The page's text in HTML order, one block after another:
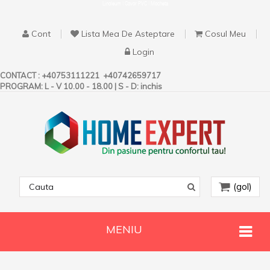
Cont Lista Mea De Asteptare
Cosul Meu
Login
CONTACT : +40753111221 +40742659717
PROGRAM: L - V 10.00 - 18.00 | S - D: inchis
(gol)
MENIU